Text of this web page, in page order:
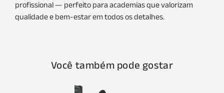
profissional — perfeito para academias que valorizam
qualidade e bem-estar em todos os detalhes.
Você também pode gostar